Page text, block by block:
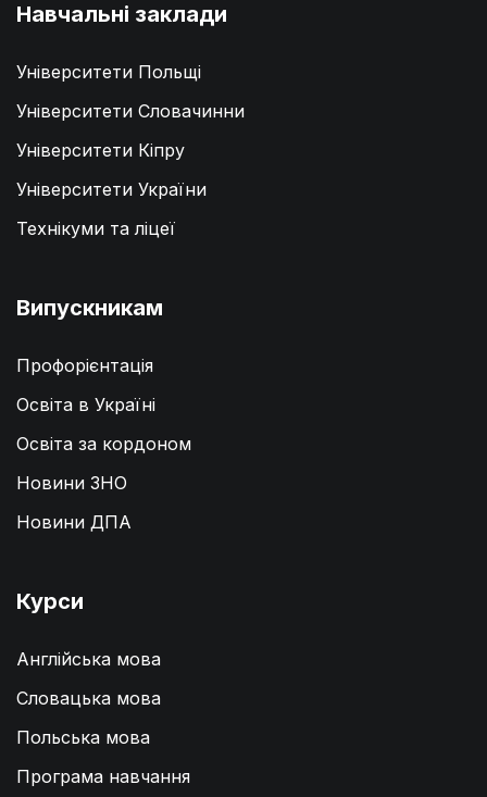
Навчальні заклади
Університети Польщі
Університети Словачинни
Університети Кіпру
Університети України
Технікуми та ліцеї
Випускникам
Профорієнтація
Освіта в Україні
Освіта за кордоном
Новини ЗНО
Новини ДПА
Курси
Англійська мова
Словацька мова
Польська мова
Програма навчання